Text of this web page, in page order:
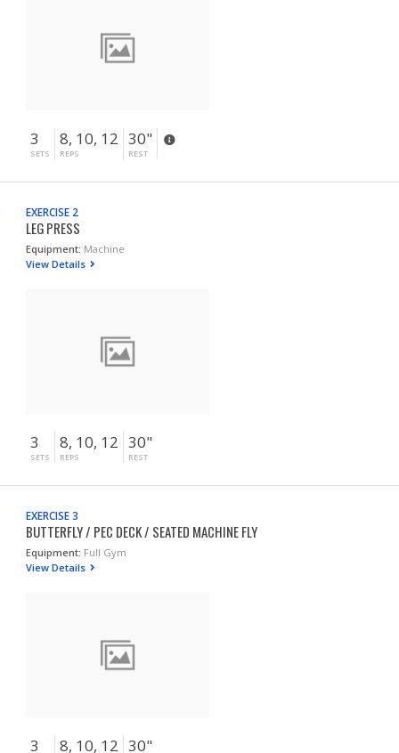
3
SETS
8, 10, 12
REPS
30"
REST
EXERCISE 2
LEG PRESS
Equipment: Machine
View Details
3
SETS
8, 10, 12
REPS
30"
REST
EXERCISE 3
BUTTERFLY / PEC DECK / SEATED MACHINE FLY
Equipment: Full Gym
View Details
3 8, 10, 12 30"